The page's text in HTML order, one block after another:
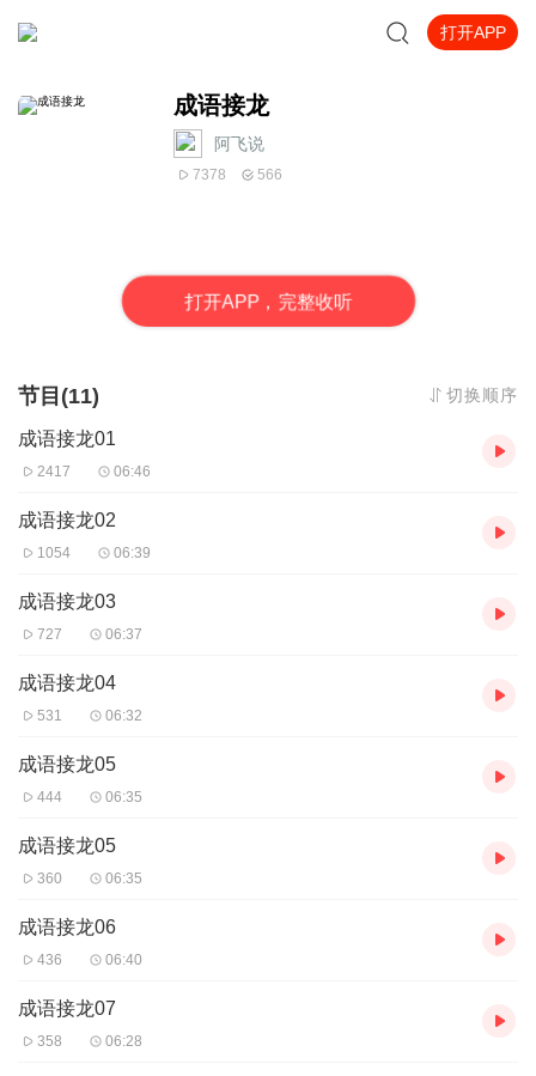
打开APP
成语接龙
阿飞说
7378 566
打开APP，完整收听
节目(11) 切换顺序
成语接龙01
2417 06:46
成语接龙02
1054 06:39
成语接龙03
727 06:37
成语接龙04
531 06:32
成语接龙05
444 06:35
成语接龙05
360 06:35
成语接龙06
436 06:40
成语接龙07
358 06:28